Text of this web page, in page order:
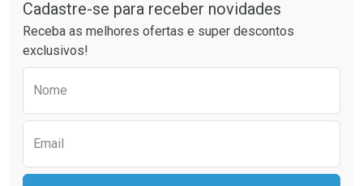
Cadastre-se para receber novidades
Receba as melhores ofertas e super descontos
exclusivos!
Nome
Email